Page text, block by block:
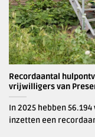
Recordaantal
vrijwilligers van
In 2025 hebben
inzetten een